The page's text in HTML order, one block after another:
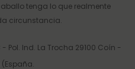
tenga lo que realmente
circunstancia.
Pol. Ind. La Trocha 29100 Coín -